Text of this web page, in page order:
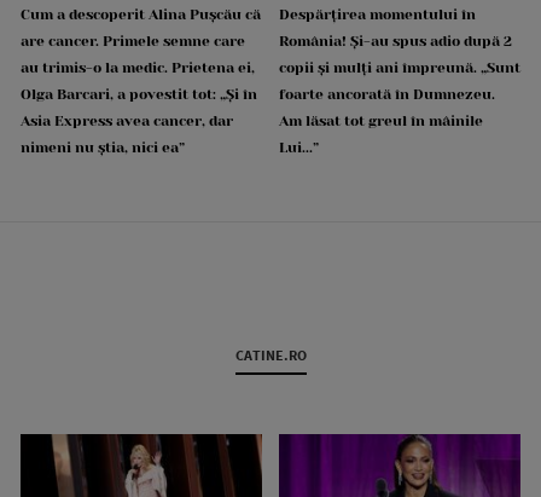
Cum a descoperit Alina Pușcău că
are cancer. Primele semne care
au trimis-o la medic. Prietena ei,
Olga Barcari, a povestit tot: „Și în
Asia Express avea cancer, dar
nimeni nu știa, nici ea”
Despărțirea momentului în
România! Și-au spus adio după 2
copii și mulți ani împreună. „Sunt
foarte ancorată în Dumnezeu.
Am lăsat tot greul în mâinile
Lui...”
CATINE.RO